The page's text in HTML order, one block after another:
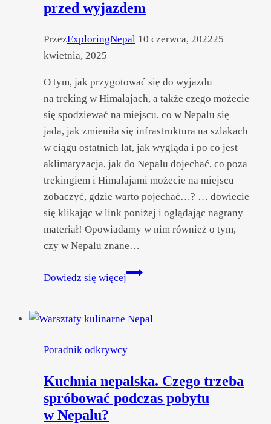
przed wyjazdem
PrzezExploringNepal 10 czerwca, 202225
kwietnia, 2025
O tym, jak przygotować się do wyjazdu
na treking w Himalajach, a także czego możecie
się spodziewać na miejscu, co w Nepalu się
jada, jak zmieniła się infrastruktura na szlakach
w ciągu ostatnich lat, jak wygląda i po co jest
aklimatyzacja, jak do Nepalu dojechać, co poza
trekingiem i Himalajami możecie na miejscu
zobaczyć, gdzie warto pojechać…? … dowiecie
się klikając w link poniżej i oglądając nagrany
materiał! Opowiadamy w nim również o tym,
czy w Nepalu znane…
Dowiedz się więcej
Treking
co warto
przed wyjazdem
Poradnik odkrywcy
Kuchnia nepalska. Czego trzeba
spróbować podczas pobytu
w Nepalu?